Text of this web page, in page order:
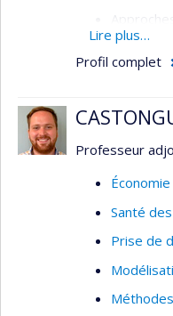
de
Analyse
Lire plus…
Profil complet
Professeur
Santé
Prise de